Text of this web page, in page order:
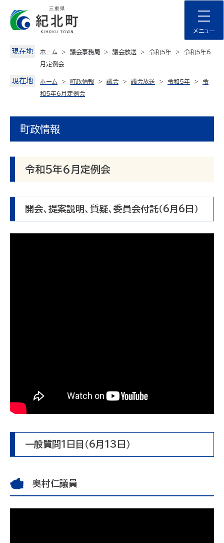
content
メニュー
現在地 ホーム 議会事務局 議会放送 令和5年
令和5年6
月定例会
現在地 ホーム 町政情報 議会 議会放送 令和５年
令
和5年6月定例会
町政情報
令和5年6月定例会
開会、提案説明、質疑、委員会付託（6月6日）
一般質問1日目（6月13日）
奥村仁議員